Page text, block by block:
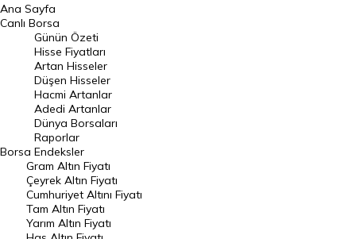
BIST 100 Hisseleri
En Çok Artan Hisseler
En Çok Düşen Hisseler
Hacmi Artanlar
Geçmiş Kapanışlar
Dünya Borsaları
Raporlar
Endeksler
DÖVİZ
Ana Sayfa
Canlı Borsa
Borsa
Günün Özeti
Hisse Fiyatları
Artan Hisseler
Düşen Hisseler
Hacmi Artanlar
Adedi Artanlar
Dünya Borsaları
Raporlar
Endeksler
Gram Altın Fiyatı
Çeyrek Altın Fiyatı
Cumhuriyet Altını Fiyatı
Tam Altın Fiyatı
Yarım Altın Fiyatı